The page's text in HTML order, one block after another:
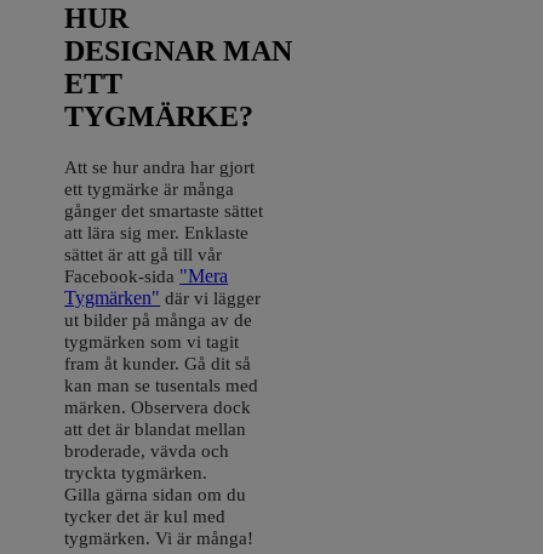
HUR
DESIGNAR MAN
ETT
TYGMÄRKE?
Att se hur andra har gjort
ett tygmärke är många
gånger det smartaste sättet
att lära sig mer. Enklaste
sättet är att gå till vår
Facebook-sida "Mera
Tygmärken" där vi lägger
ut bilder på många av de
tygmärken som vi tagit
fram åt kunder. Gå dit så
kan man se tusentals med
märken. Observera dock
att det är blandat mellan
broderade, vävda och
tryckta tygmärken.
Gilla gärna sidan om du
tycker det är kul med
tygmärken. Vi är många!